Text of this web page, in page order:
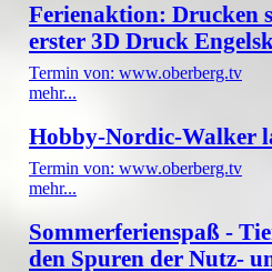
Ferienaktion: Drucken
erster 3D Druck
Termin von: www.oberberg.tv
mehr...
Hobby-Nordic-Walker
Termin von: www.oberberg.tv
mehr...
Sommerferienspaß -
den Spuren der Nutz-